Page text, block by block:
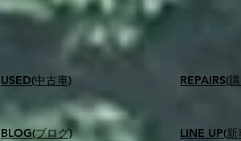
USED(中古車)
BLOG(ブログ)
​REPAIRS(
LINE UP(